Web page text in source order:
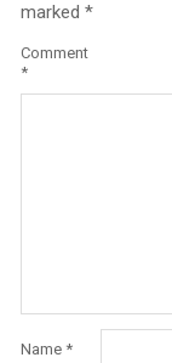
marked *
Comment
*
Name *